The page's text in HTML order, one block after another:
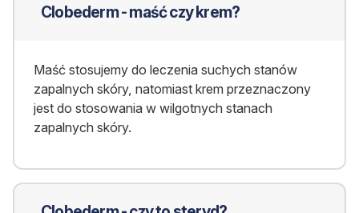
Clobederm - maść czy krem?
Maść stosujemy do leczenia suchych stanów
zapalnych skóry, natomiast krem przeznaczony
jest do stosowania w wilgotnych stanach
zapalnych skóry.